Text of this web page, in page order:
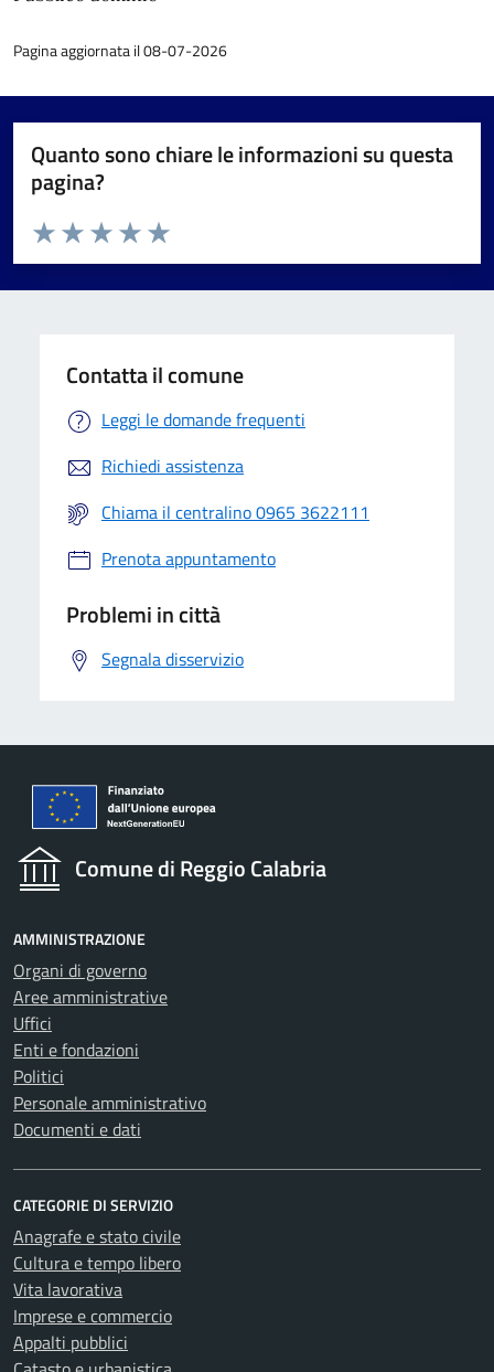
Pagina aggiornata il 08-07-2026
Quanto sono chiare le informazioni su questa
pagina?
Valuta da 1 a 5 stelle la pagina
Valuta 5 stelle su 5
Valuta 4 stelle su 5
Valuta 3 stelle su 5
Valuta 2 stelle su 5
Valuta 1 stelle su 5
Contatta il comune
Leggi le domande frequenti
Richiedi assistenza
Chiama il centralino 0965 3622111
Prenota appuntamento
Problemi in città
Segnala disservizio
Comune di Reggio Calabria
AMMINISTRAZIONE
Organi di governo
Aree amministrative
Uffici
Enti e fondazioni
Politici
Personale amministrativo
Documenti e dati
CATEGORIE DI SERVIZIO
Anagrafe e stato civile
Cultura e tempo libero
Vita lavorativa
Imprese e commercio
Appalti pubblici